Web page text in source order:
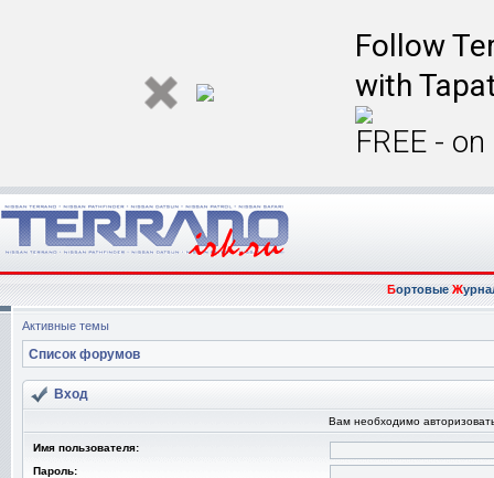
Follow
with
FREE -
БортовыеЖ
Активные темы
Список форумов
Вход
Вам необходимо
Имя пользователя:
Пароль: